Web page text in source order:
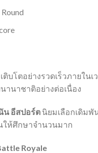
ติบโตอย่างรวดเร็วภายใน
านาชาติอย่างต่อเนื่อง
น อีสปอร์ต นิยมเลือกเดิมพั
ให้ศึกษาจำนวนมาก
Royale